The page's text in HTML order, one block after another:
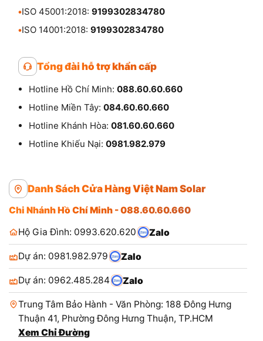
•ISO 45001:2018: 9199302834780
•ISO 14001:2018: 9199302834780
Tổng đài hỗ trợ khẩn cấp
Hotline Hồ Chí Minh: 088.60.60.660
Hotline Miền Tây: 084.60.60.660
Hotline Khánh Hòa: 081.60.60.660
Hotline Khiếu Nại: 0981.982.979
Danh Sách Cửa Hàng Việt Nam Solar
Chi Nhánh Hồ Chí Minh - 088.60.60.660
Hộ Gia Đình: 0993.620.620
Zalo
Dự án: 0981.982.979 Zalo
Dự án: 0962.485.284 Zalo
Trung Tâm Bảo Hành - Văn Phòng: 188 Đông Hưng
Thuận 41, Phường Đông Hưng Thuận, TP.HCM
Xem Chỉ Đường